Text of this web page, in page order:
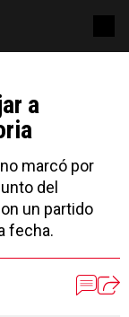
a
marcó por
del
un partido
fecha.